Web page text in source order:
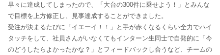
早々に達成してしまったので、「大台の300件に乗せよう！」とみんな
で目標を上方修正し、見事達成することができました。
受注が決まるたびに「イエーイ！！」と手が赤くなるくらい全力でハイ
タッチをして、社員さんがいなくてもインターン生同士で自発的に「今
のどうしたらよかったかな？」とフィードバックし合うなど、チームの